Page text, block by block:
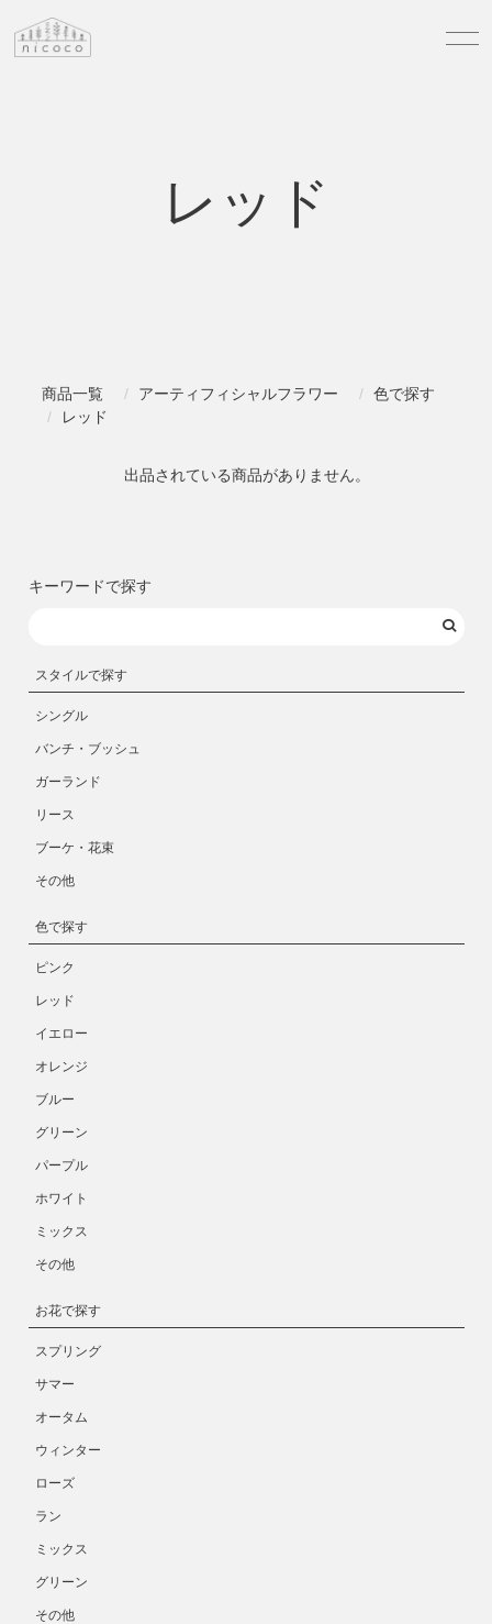
レッド
商品一覧 アーティフィシャルフラワー
色で探す
レッド
出品されている商品がありません。
キーワードで探す
スタイルで探す
シングル
バンチ・ブッシュ
ガーランド
リース
ブーケ・花束
その他
色で探す
ピンク
レッド
イエロー
オレンジ
ブルー
グリーン
パープル
ホワイト
ミックス
その他
お花で探す
スプリング
サマー
オータム
ウィンター
ローズ
ラン
ミックス
グリーン
その他